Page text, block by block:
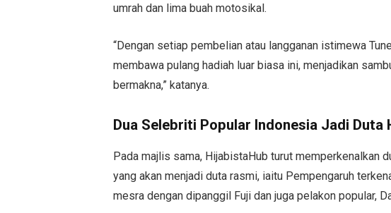
umrah dan lima buah motosikal.
“Dengan setiap pembelian atau langganan istimewa
membawa pulang hadiah luar biasa ini, menjadikan
bermakna,” katanya.
Dua Selebriti Popular Indonesia Jadi Duta
Pada majlis sama, HijabistaHub turut memperkenalkan
yang akan menjadi duta rasmi, iaitu Pempengaruh
mesra dengan dipanggil Fuji dan juga pelakon popular,